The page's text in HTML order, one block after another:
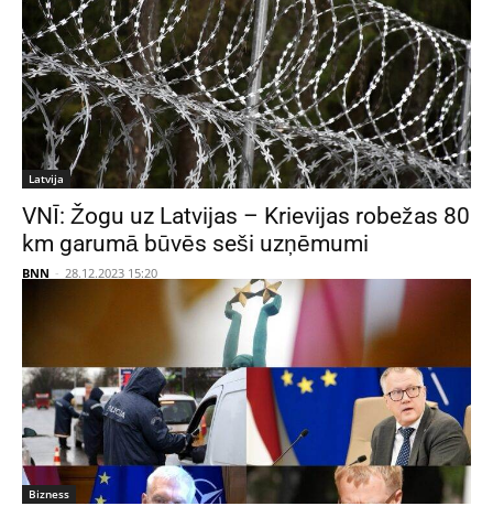
Latvija
VNĪ: Žogu uz Latvijas – Krievijas robežas 80
km garumā būvēs seši uzņēmumi
BNN - 28.12.2023 15:20
Bizness